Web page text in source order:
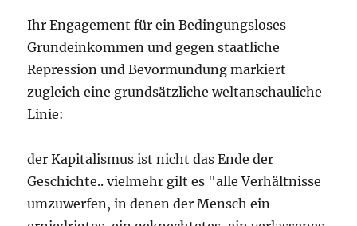
Ihr Engagement für ein Bedingungsloses
Grundeinkommen und gegen staatliche
Repression und Bevormundung markiert
zugleich eine grundsätzliche weltanschauliche
Linie:
der Kapitalismus ist nicht das Ende der
Geschichte.. vielmehr gilt es "alle Verhältnisse
umzuwerfen, in denen der Mensch ein